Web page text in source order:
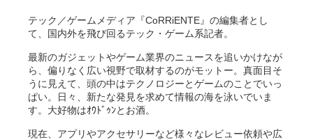
テック／ゲームメディア『CoRRiENTE』の編集者とし
て、国内外を飛び回るテック・ゲーム系記者。
最新のガジェットやゲーム業界のニュースを追いかけなが
ら、偏りなく広い視野で取材するのがモットー。真面目そ
うに見えて、頭の中はテクノロジーとゲームのことでいっ
ぱい。日々、新たな発見を求めて情報の海を泳いでいま
す。大好物はｵｳﾄﾞｩﾝとお酒。
現在、アプリやアクセサリーなど様々なレビュー依頼や広